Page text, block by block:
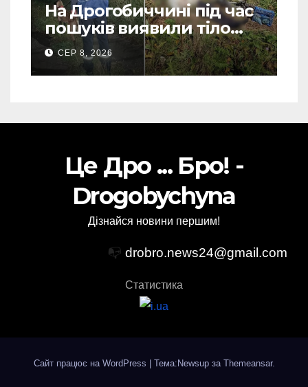
На Дрогобиччині під час
пошуків виявили тіло
зниклого чоловіка (Фото)
СЕР 8, 2026
Це Дро ... Бро! -
Drogobychyna
Дізнайся новини першим!
📭 drobro.news24@gmail.com
Статистика
Сайт працює на WordPress Тема:Newsup за Themeansar.